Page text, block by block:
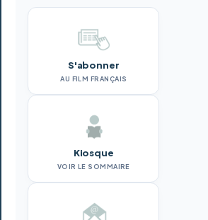
S'abonner
AU FILM FRANÇAIS
Kiosque
VOIR LE SOMMAIRE